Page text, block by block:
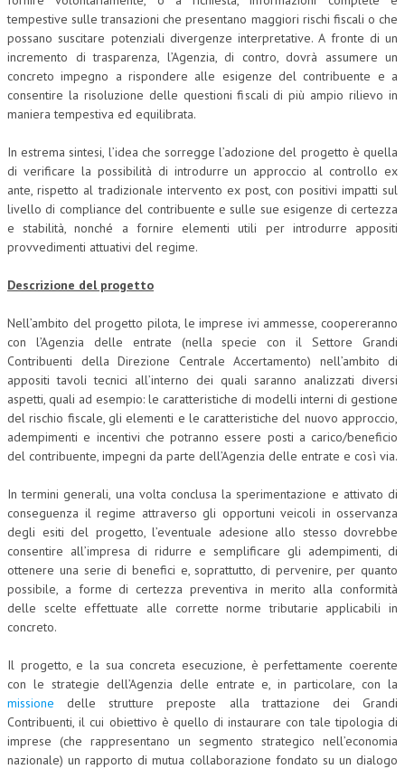
tempestive sulle transazioni che presentano maggiori rischi fiscali o che
possano suscitare potenziali divergenze interpretative. A fronte di un
incremento di trasparenza, l’Agenzia, di contro, dovrà assumere un
concreto impegno a rispondere alle esigenze del contribuente e a
consentire la risoluzione delle questioni fiscali di più ampio rilievo in
maniera tempestiva ed equilibrata.
In estrema sintesi, l’idea che sorregge l’adozione del progetto è quella
di verificare la possibilità di introdurre un approccio al controllo ex
ante, rispetto al tradizionale intervento ex post, con positivi impatti sul
livello di compliance del contribuente e sulle sue esigenze di certezza
e stabilità, nonché a fornire elementi utili per introdurre appositi
provvedimenti attuativi del regime.
Descrizione del progetto
Nell’ambito del progetto pilota, le imprese ivi ammesse, coopereranno
con l’Agenzia delle entrate (nella specie con il Settore Grandi
Contribuenti della Direzione Centrale Accertamento) nell’ambito di
appositi tavoli tecnici all’interno dei quali saranno analizzati diversi
aspetti, quali ad esempio: le caratteristiche di modelli interni di gestione
del rischio fiscale, gli elementi e le caratteristiche del nuovo approccio,
adempimenti e incentivi che potranno essere posti a carico/beneficio
del contribuente, impegni da parte dell’Agenzia delle entrate e così via.
In termini generali, una volta conclusa la sperimentazione e attivato di
conseguenza il regime attraverso gli opportuni veicoli in osservanza
degli esiti del progetto, l’eventuale adesione allo stesso dovrebbe
consentire all’impresa di ridurre e semplificare gli adempimenti, di
ottenere una serie di benefici e, soprattutto, di pervenire, per quanto
possibile, a forme di certezza preventiva in merito alla conformità
delle scelte effettuate alle corrette norme tributarie applicabili in
concreto.
Il progetto, e la sua concreta esecuzione, è perfettamente coerente
con le strategie dell’Agenzia delle entrate e, in particolare, con la
missione delle strutture preposte alla trattazione dei Grandi
Contribuenti, il cui obiettivo è quello di instaurare con tale tipologia di
imprese (che rappresentano un segmento strategico nell’economia
nazionale) un rapporto di mutua collaborazione fondato su un dialogo